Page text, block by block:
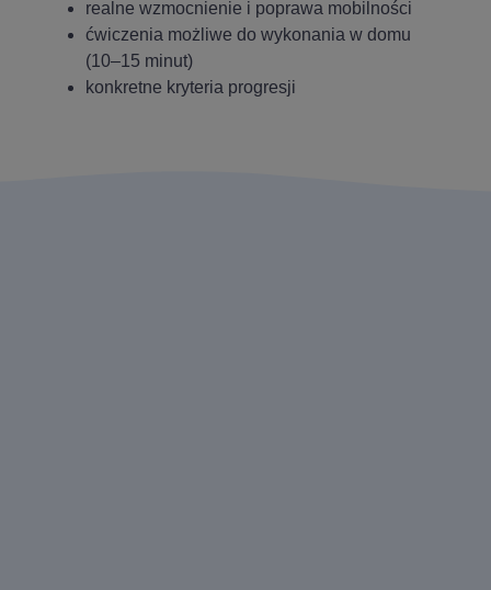
realne wzmocnienie i poprawa mobilności
ćwiczenia możliwe do wykonania w domu
(10–15 minut)
konkretne kryteria progresji